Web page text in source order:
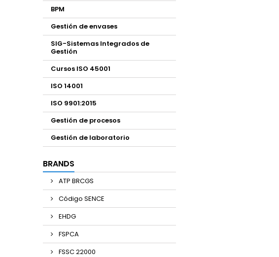
BPM
Gestión de envases
SIG-Sistemas Integrados de
Gestión
Cursos ISO 45001
ISO 14001
ISO 9901:2015
Gestión de procesos
Gestión de laboratorio
BRANDS
ATP BRCGS
Código SENCE
EHDG
FSPCA
FSSC 22000